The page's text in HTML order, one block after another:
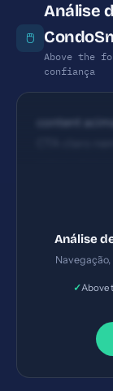
🖱️
Análise
Above the
confiança
content
dobra; é
explicativo e
Análise
✓Above